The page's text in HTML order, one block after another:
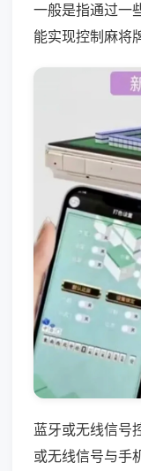
一般是指通过一
能实现控制麻将
蓝牙或无线信号
或无线信号与手